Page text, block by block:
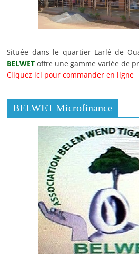
Située dans le quartier Larlé de
BELWET offre une gamme variée de
Cliquez ici pour commander en ligne
BELWET Microfinance